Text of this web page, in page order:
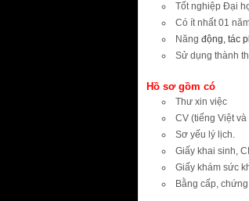
Tốt nghiệp Đại
Có ít nhất 01
Năng động, tác
Sử dụng thành
Hồ sơgồm có
Thư xin việc
CV (tiếng Việt và
Sơ yếu lý lịch.
Giấy khai sinh,
Giấy khám sức
Bằng cấp,